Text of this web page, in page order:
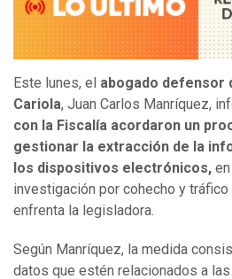
Este lunes, el abogado defensor
Cariola, Juan Carlos Manríquez,
con la Fiscalía acordaron un
gestionar la extracción de la
los dispositivos electrónicos,
investigación por cohecho y
enfrenta la legisladora.
Según Manríquez, la medida
datos que estén relacionados a